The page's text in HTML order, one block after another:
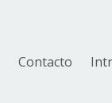
Contacto